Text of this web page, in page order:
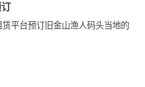
平台预订旧金山渔人码头当地的